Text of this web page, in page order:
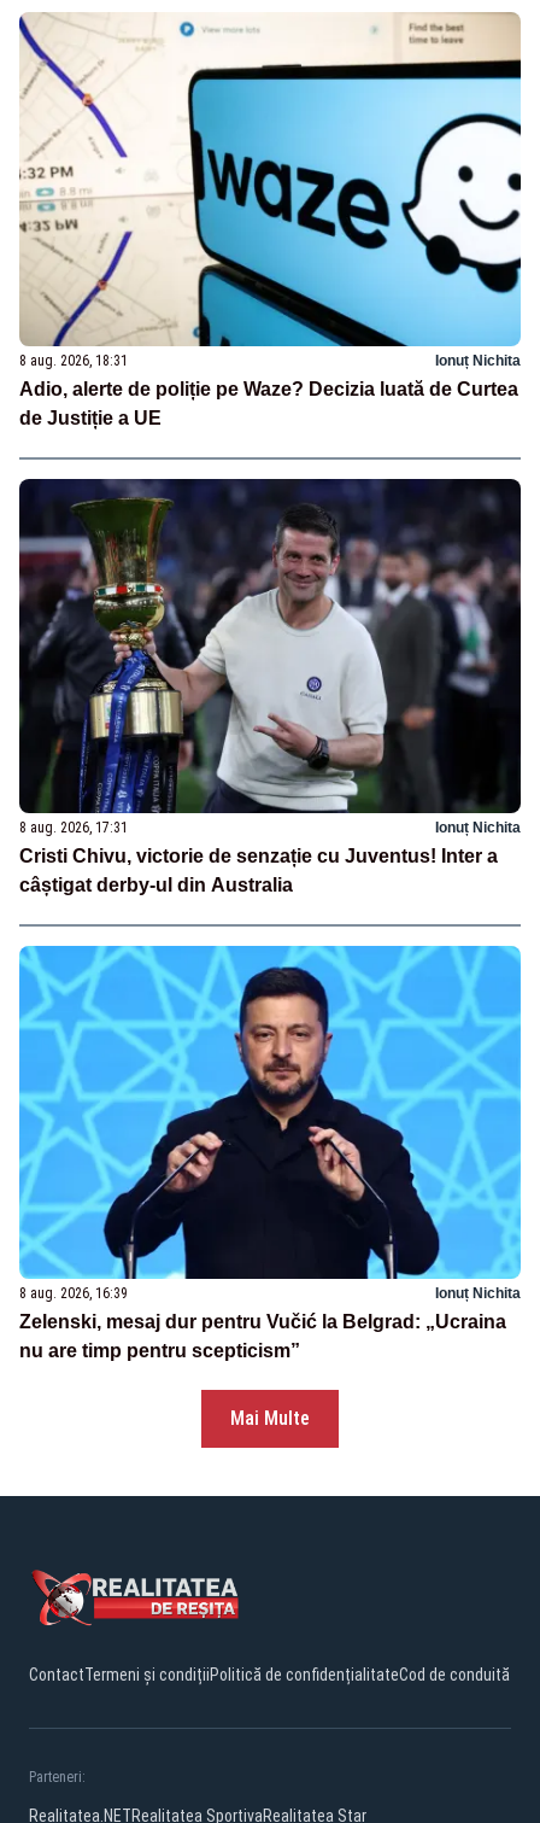
8 aug. 2026, 18:31 Ionuț Nichita
Adio, alerte de poliție pe Waze? Decizia luată de Curtea
de Justiție a UE
8 aug. 2026, 17:31 Ionuț Nichita
Cristi Chivu, victorie de senzație cu Juventus! Inter a
câștigat derby-ul din Australia
8 aug. 2026, 16:39 Ionuț Nichita
Zelenski, mesaj dur pentru Vučić la Belgrad: „Ucraina
nu are timp pentru scepticism”
Mai Multe
ContactTermeni și condițiiPolitică de confidențialitateCod de conduită
Parteneri:
Realitatea.NETRealitatea SportivaRealitatea Star